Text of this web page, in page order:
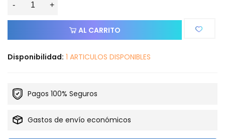
- +
AL CARRITO
Disponibilidad: 1 ARTICULOS DISPONIBLES
Pagos 100% Seguros
Gastos de envío económicos